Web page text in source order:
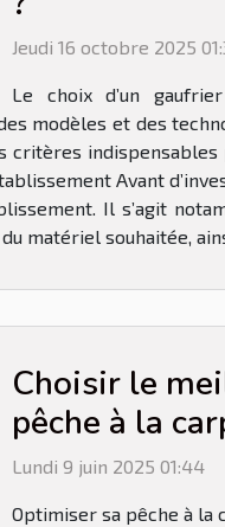
Jeudi 16 octobre 2025
Le choix d’un
modèles et des
critères
Avant
Il s’agit
matériel souhaitée,
Choisir le
pêche à la
Lundi 9 juin 2025 01:44
Optimiser sa pêche à la